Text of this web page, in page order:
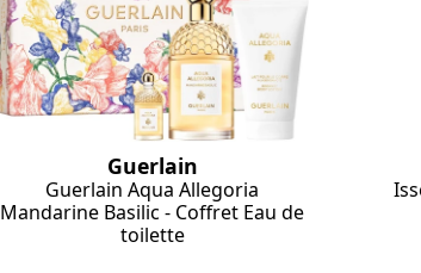
Guerlain
Guerlain Aqua Allegoria
Mandarine Basilic - Coffret Eau de
toilette